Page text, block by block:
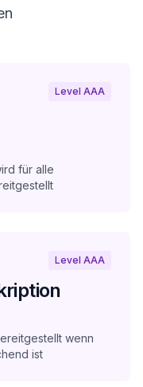
Level AAA
für alle
Level AAA
wenn
ist